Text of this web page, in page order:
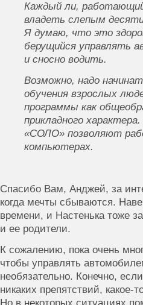
Каждый ли,
владеть слепым
Я думаю, что это
берущийся управлять
и сносно водить.
Возможно, надо
обучения взрослых
программы как
прикладного
«СОЛО» позволяют
компьютерах.
Спасибо Вам, Анджей, за
когда мечты сбываются.
времени, и Настенька тоже
и ее родители.
К сожалению, пока очень
чтобы управлять
необязательно. Конечно,
никаких препятствий, какое-
Но в некоторых ситуациях